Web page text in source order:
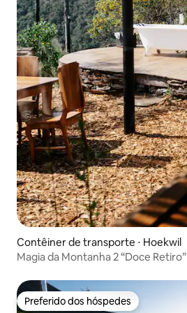
Contêiner de transporte ⋅ Hoekwil
Magia da Montanha 2 “Doce Retiro”
Preferido dos hóspedes
Preferido dos hóspedes